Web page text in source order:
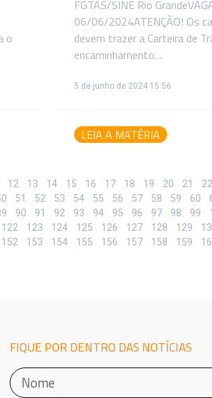
o
FGTAS/SINE Rio
06/06/2024ATENÇÃO! Os
devem trazer a Carteira de
encaminhamento…
5 de junho de 2024 15:56
LEIA A MATÉRIA
12 13 14 15 16 17 18 19 20 21 22
51 52 53 54 55 56 57 58 59 60
90 91 92 93 94 95 96 97 98 99
122 123 124 125 126 127 128 129
152 153 154 155 156 157 158 159
FIQUE POR DENTRO DAS NOTÍCIAS